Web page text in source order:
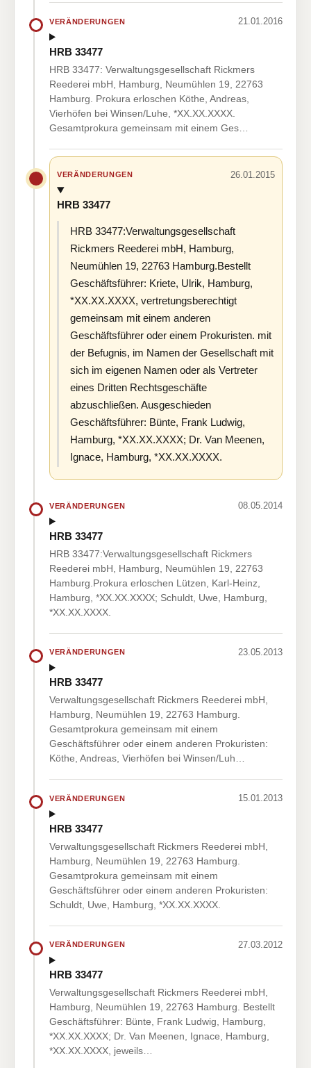
VERÄNDERUNGEN 21.01.2016
HRB 33477
HRB 33477: Verwaltungsgesellschaft Rickmers
Reederei mbH, Hamburg, Neumühlen 19, 22763
Hamburg. Prokura erloschen Köthe, Andreas,
Vierhöfen bei Winsen/Luhe, *XX.XX.XXXX.
Gesamtprokura gemeinsam mit einem Ges…
VERÄNDERUNGEN 26.01.2015
HRB 33477
HRB 33477:Verwaltungsgesellschaft
Rickmers Reederei mbH, Hamburg,
Neumühlen 19, 22763 Hamburg.Bestellt
Geschäftsführer: Kriete, Ulrik, Hamburg,
*XX.XX.XXXX, vertretungsberechtigt
gemeinsam mit einem anderen
Geschäftsführer oder einem Prokuristen. mit
der Befugnis, im Namen der Gesellschaft mit
sich im eigenen Namen oder als Vertreter
eines Dritten Rechtsgeschäfte
abzuschließen. Ausgeschieden
Geschäftsführer: Bünte, Frank Ludwig,
Hamburg, *XX.XX.XXXX; Dr. Van Meenen,
Ignace, Hamburg, *XX.XX.XXXX.
VERÄNDERUNGEN 08.05.2014
HRB 33477
HRB 33477:Verwaltungsgesellschaft Rickmers
Reederei mbH, Hamburg, Neumühlen 19, 22763
Hamburg.Prokura erloschen Lützen, Karl-Heinz,
Hamburg, *XX.XX.XXXX; Schuldt, Uwe, Hamburg,
*XX.XX.XXXX.
VERÄNDERUNGEN 23.05.2013
HRB 33477
Verwaltungsgesellschaft Rickmers Reederei mbH,
Hamburg, Neumühlen 19, 22763 Hamburg.
Gesamtprokura gemeinsam mit einem
Geschäftsführer oder einem anderen Prokuristen:
Köthe, Andreas, Vierhöfen bei Winsen/Luh…
VERÄNDERUNGEN 15.01.2013
HRB 33477
Verwaltungsgesellschaft Rickmers Reederei mbH,
Hamburg, Neumühlen 19, 22763 Hamburg.
Gesamtprokura gemeinsam mit einem
Geschäftsführer oder einem anderen Prokuristen:
Schuldt, Uwe, Hamburg, *XX.XX.XXXX.
VERÄNDERUNGEN 27.03.2012
HRB 33477
Verwaltungsgesellschaft Rickmers Reederei mbH,
Hamburg, Neumühlen 19, 22763 Hamburg. Bestellt
Geschäftsführer: Bünte, Frank Ludwig, Hamburg,
*XX.XX.XXXX; Dr. Van Meenen, Ignace, Hamburg,
*XX.XX.XXXX, jeweils…